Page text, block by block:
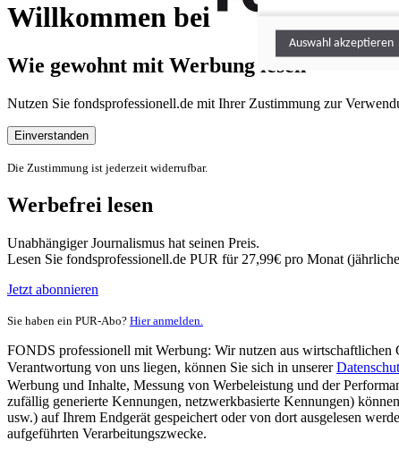
Willkommen bei
Wie gewohnt mit Werbung lesen
Nutzen Sie fondsprofessionell.de mit Ihrer Zustimmung zur
Einverstanden
Die Zustimmung ist jederzeit widerrufbar.
Werbefrei lesen
Unabhängiger Journalismus hat seinen Preis.
Lesen Sie fondsprofessionell.de PUR für 27,99€ pro Monat
Jetzt abonnieren
Sie haben ein PUR-Abo? Hier anmelden.
FONDS professionell mit Werbung: Wir nutzen aus
Verantwortung von uns liegen, können Sie sich in unserer
Werbung und Inhalte, Messung von Werbeleistung und der
zufällig generierte Kennungen, netzwerkbasierte Kennungen)
usw.) auf Ihrem Endgerät gespeichert oder von dort ausgelesen
aufgeführten Verarbeitungszwecke.
Auswahl akzeptieren